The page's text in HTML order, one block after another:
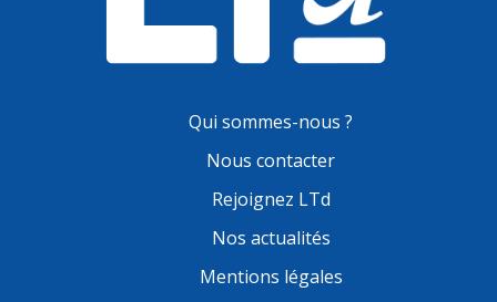
Qui sommes-nous ?
Nous contacter
Rejoignez LTd
Nos actualités
Mentions légales